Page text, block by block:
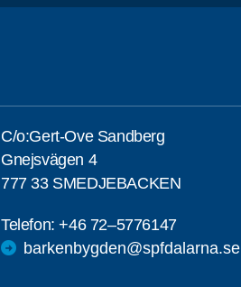
C/o:Gert-Ove Sandberg
Gnejsvägen 4
777 33 SMEDJEBACKEN
Telefon:+46 72–5776147
barkenbygden@spfdalarna.se